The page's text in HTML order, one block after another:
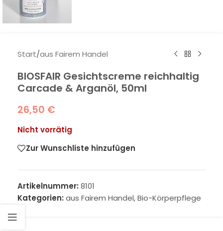
Start/aus Fairem Handel
BIOSFAIR Gesichtscreme reichhaltig
Carcade & Arganöl, 50ml
26,50 €
Nicht vorrätig
Zur Wunschliste hinzufügen
Artikelnummer: 8101
Kategorien: aus Fairem Handel,Bio-Körperpflege